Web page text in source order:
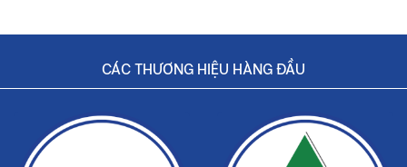
CÁC THƯƠNG HIỆU HÀNG ĐẦU